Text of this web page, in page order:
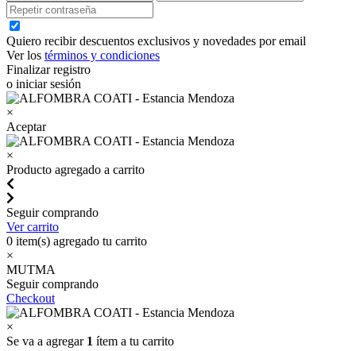
Quiero recibir descuentos exclusivos y novedades por email
Ver los términos y condiciones
Finalizar registro
o iniciar sesión
×
Aceptar
×
Producto agregado a carrito
Seguir comprando
Ver carrito
0 item(s) agregado tu carrito
×
MUTMA
Seguir comprando
Checkout
×
Se va a agregar 1 ítem a tu carrito